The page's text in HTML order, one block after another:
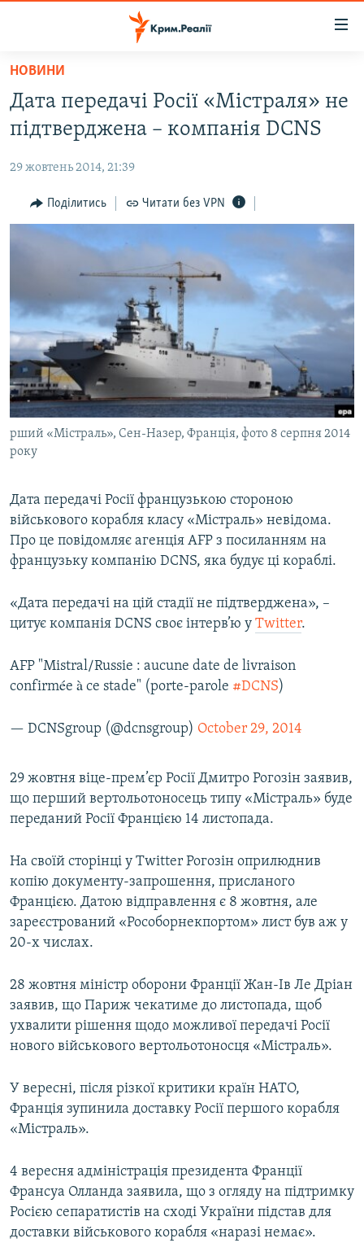
Перейти
основного
матеріалу
до
навігації
Перейти
ВОДА.КРИМ
ВІДЕО ТА ФОТО
ПОЛІТИКА
БЛОГИ
ПОГЛЯД
СПЕЦПРОЕКТИ
ДЕПОРТАЦІЯ
ВІДЕОУРОКИ «ELIFBE»
СВІДЧЕННЯ ОКУПАЦІЇ
УКРАЇНСЬКА ПРОБЛЕМА КРИМУ
ЯК ОБІЙТИ БЛОКУВАННЯ
Русский
Qırımtatar
Усі сайти RFE/RL
НОВИНИ
Дата передачі Росії «Містраля» не
підтверджена – компанія DCNS
29 жовтень 2014, 21:39
Поділитись Читати без VPN
рший «Містраль», Сен-Назер, Франція, фото 8 серпня 2014
року
Дата передачі Росії французькою стороною
військового корабля класу «Містраль» невідома.
Про це повідомляє агенція AFP з посиланням на
французьку компанію DCNS, яка будує ці кораблі.
«Дата передачі на цій стадії не підтверджена», –
цитує компанія DCNS своє інтерв’ю у Twitter.
AFP "Mistral/Russie : aucune date de livraison
confirmée à ce stade" (porte-parole #DCNS)
— DCNSgroup (@dcnsgroup) October 29, 2014
29 жовтня віце-прем’єр Росії Дмитро Рогозін заявив,
що перший вертольотоносець типу «Містраль» буде
переданий Росії Францією 14 листопада.
На своїй сторінці у Twitter Рогозін оприлюднив
копію документу-запрошення, присланого
Францією. Датою відправлення є 8 жовтня, але
зареєстрований «Рособорнекпортом» лист був аж у
20-х числах.
28 жовтня міністр оборони Франції Жан-Ів Ле Дріан
заявив, що Париж чекатиме до листопада, щоб
ухвалити рішення щодо можливої передачі Росії
нового військового вертольотоносця «Містраль».
У вересні, після різкої критики країн НАТО,
Франція зупинила доставку Росії першого корабля
«Містраль».
4 вересня адміністрація президента Франції
Франсуа Олланда заявила, що з огляду на підтримку
Росією сепаратистів на сході України підстав для
доставки військового корабля «наразі немає».